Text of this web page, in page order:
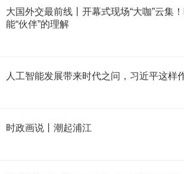
大国外交最前线丨开幕式现场“大咖”云集
能“伙伴”的理解
人工智能发展带来时代之问，习近平这样
时政画说丨潮起浦江